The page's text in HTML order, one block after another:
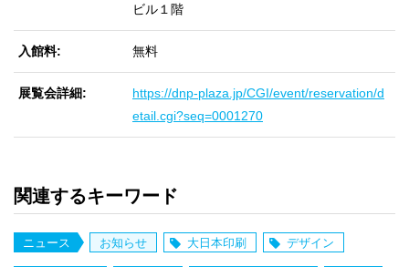
ビル１階
入館料 無料
展覧会詳細
https://dnp-plaza.jp/CGI/event/reservation/d
etail.cgi?seq=0001270
関連するキーワード
ニュース お知らせ 大日本印刷 デザイン